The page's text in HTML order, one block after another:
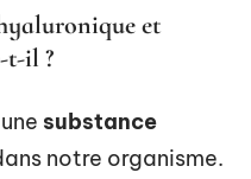
hyaluronique et
t-il ?
substance
notre organisme.